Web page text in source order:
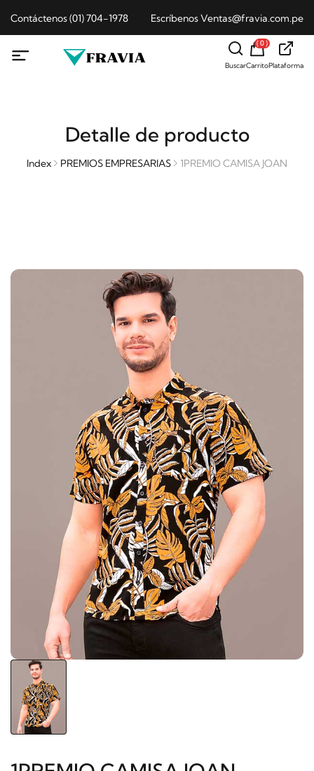
Contáctenos (01) 704-1978 Escríbenos Ventas@fravia.com.pe
Buscar
( 0 )
CarritoPlataforma
Detalle de producto
Index PREMIOS EMPRESARIAS 1PREMIO CAMISA JOAN